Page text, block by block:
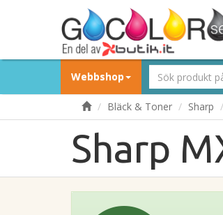
Webbshop
Bläck & Toner Sharp
Sharp